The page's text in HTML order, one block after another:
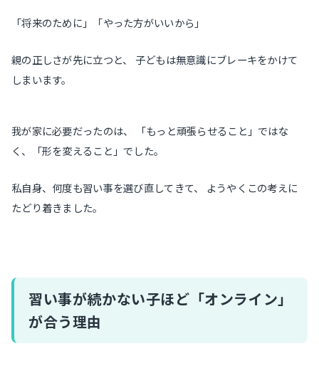
「将来のために」「やった方がいいから」
親の正しさが先に立つと、 子どもは無意識にブレーキをかけて
しまいます。
我が家に必要だったのは、 「もっと頑張らせること」ではな
く、「形を変えること」でした。
私自身、何度も習い事を選び直してきて、 ようやくこの考えに
たどり着きました。
習い事が続かない子ほど「オンライン」
が合う理由